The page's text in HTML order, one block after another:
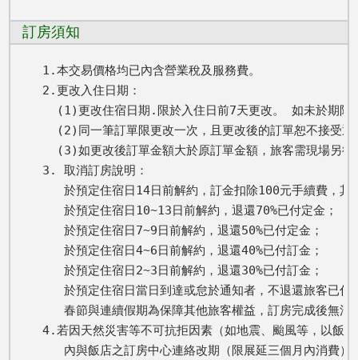
訂房須知
1.本交易價格均已內含營業稅及服務費。
2.更改入住日期：
(1)更改住宿日期.限於入住日前7天更改。 如未於期
(2)同一筆訂單限更改一次，且更改後的訂單恕不接受退
(3)如更改後訂單金額大於原訂單金額，旅客需現場另
3. 取消訂房說明：
於預定住宿日14日前解約，訂金扣除100元手續費，
   於預定住宿日10~13日前解約，退還70%已付定金；
   於預定住宿日7~9日前解約，退還50%已付定金；
   於預定住宿日4~6日前解約，退還40%已付訂金；
   於預定住宿日2~3日前解約，退還30%已付訂金；
於預定住宿日當日到達或怠於通知者，不退還旅客已付
春節與連續假期為保障其他旅客權益，訂房完成後無
4.若因天然災害等不可抗拒因素（如地震、颱風等，以飯
內與飯店之訂房中心連絡改期（限展延三個月內消費